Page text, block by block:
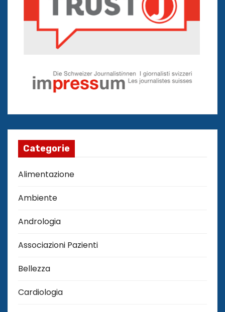
Categorie
Alimentazione
Ambiente
Andrologia
Associazioni Pazienti
Bellezza
Cardiologia